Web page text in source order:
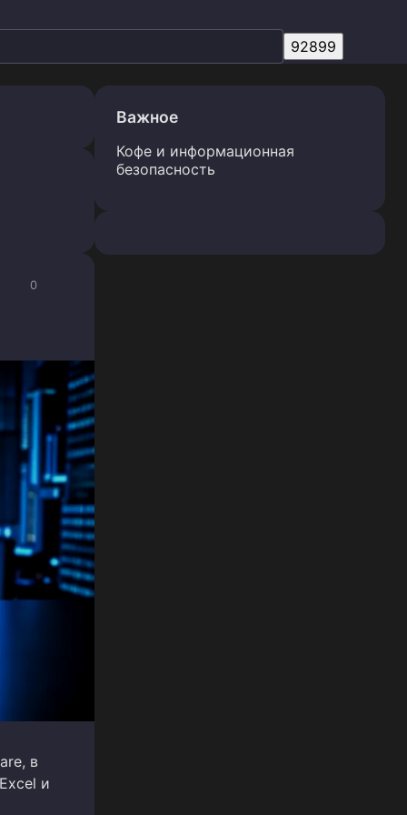
0
в
и
Важное
Кофе и информационная
безопасность